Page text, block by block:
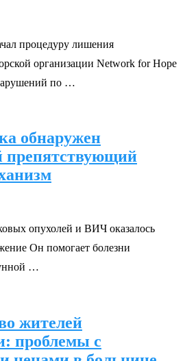
процедуру лишения
организации Network for Hope
по …
обнаружен
препятствующий
опухолей и ВИЧ оказалось
Он помогает болезни
…
жителей
проблемы с